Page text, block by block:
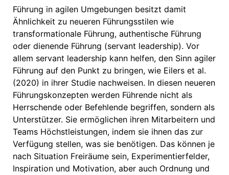
Führung in agilen Umgebungen besitzt damit
Ähnlichkeit zu neueren Führungsstilen wie
transformationale Führung, authentische Führung
oder dienende Führung (servant leadership). Vor
allem servant leadership kann helfen, den Sinn agiler
Führung auf den Punkt zu bringen, wie Eilers et al.
(2020) in ihrer Studie nachweisen. In diesen neueren
Führungskonzepten werden Führende nicht als
Herrschende oder Befehlende begriffen, sondern als
Unterstützer. Sie ermöglichen ihren Mitarbeitern und
Teams Höchstleistungen, indem sie ihnen das zur
Verfügung stellen, was sie benötigen. Das können je
nach Situation Freiräume sein, Experimentierfelder,
Inspiration und Motivation, aber auch Ordnung und